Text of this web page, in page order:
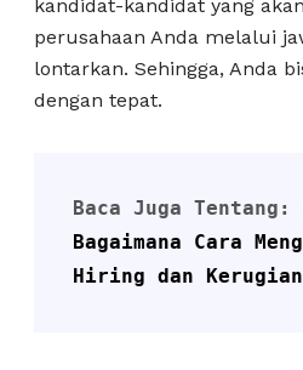
kandidat-kandidat yang
perusahaan Anda melalui
lontarkan. Sehingga, Anda
dengan tepat.
Baca Juga Tentang:
Bagaimana Cara
Hiring dan